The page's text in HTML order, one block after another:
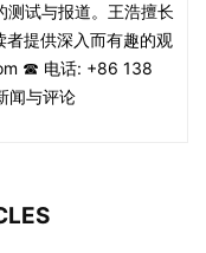
测试与报道。王浩擅长
者提供深入而有趣的观
☎ 电话: +86 138
闻与评论